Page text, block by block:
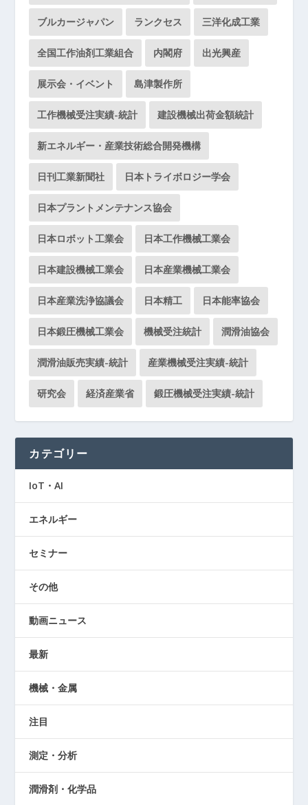
ブルカージャパン ランクセス 三洋化成工業
全国工作油剤工業組合 内閣府 出光興産
展示会・イベント 島津製作所
工作機械受注実績-統計 建設機械出荷金額統計
新エネルギー・産業技術総合開発機構
日刊工業新聞社 日本トライボロジー学会
日本プラントメンテナンス協会
日本ロボット工業会 日本工作機械工業会
日本建設機械工業会 日本産業機械工業会
日本産業洗浄協議会 日本精工 日本能率協会
日本鍛圧機械工業会 機械受注統計 潤滑油協会
潤滑油販売実績-統計 産業機械受注実績-統計
研究会 経済産業省 鍛圧機械受注実績-統計
カテゴリー
IoT・AI
エネルギー
セミナー
その他
動画ニュース
最新
機械・金属
注目
測定・分析
潤滑剤・化学品